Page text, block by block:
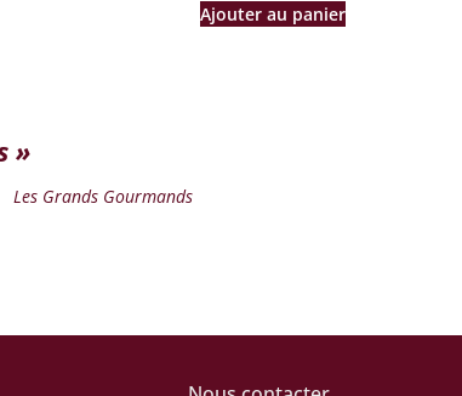
Ajouter au panier
»
Les Grands Gourmands